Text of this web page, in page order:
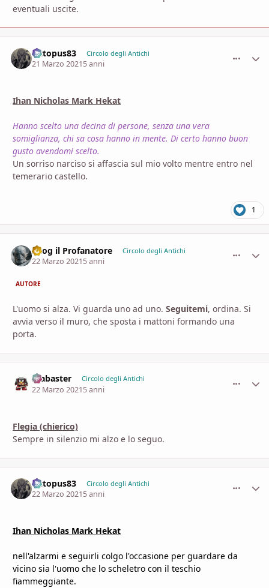
eventuali uscite.
Octopus83 Circolo degli Antichi
21 Marzo 20215 anni
Ihan Nicholas Mark Hekat
Hanno scelto una decina di persone, senza una vera
somiglianza, chi sa cosa hanno in mente. Di certo hanno buon
gusto avendomi scelto.
Un sorriso narciso si affascia sul mio volto mentre entro nel
temerario castello.
1
Azog il Profanatore Circolo degli Antichi
22 Marzo 20215 anni
AUTORE
L'uomo si alza. Vi guarda uno ad uno. Seguitemi, ordina. Si
avvia verso il muro, che sposta i mattoni formando una
porta.
Alabaster Circolo degli Antichi
22 Marzo 20215 anni
Flegia (chierico)
Sempre in silenzio mi alzo e lo seguo.
Octopus83 Circolo degli Antichi
22 Marzo 20215 anni
Ihan Nicholas Mark Hekat
nell'alzarmi e seguirli colgo l'occasione per guardare da
vicino sia l'uomo che lo scheletro con il teschio
fiammeggiante.